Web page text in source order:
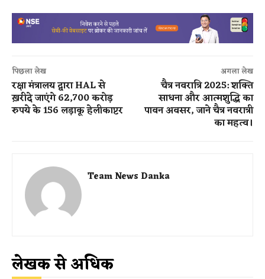
पिछला लेख
रक्षा मंत्रालय द्वारा HAL से
ख़रीदे जाएंगे 62,700 करोड़
रुपये के 156 लड़ाकू हेलीकाप्टर
अगला लेख
चैत्र नवरात्रि 2025: शक्ति
साधना और आत्मशुद्धि का
पावन अवसर, जाने चैत्र नवरात्री
का महत्व।
Team News Danka
लेखक से अधिक